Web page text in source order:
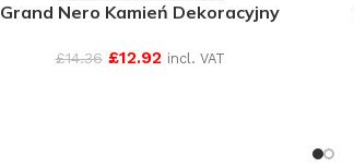
Grand Nero Kamień Dekoracyjny
£14.36 £12.92 incl. VAT